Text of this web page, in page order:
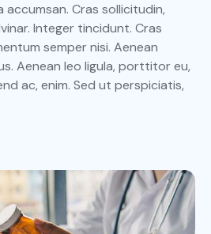
accumsan. Cras sollicitudin,
Integer tincidunt. Cras
semper nisi. Aenean
Aenean leo ligula, porttitor eu,
ac, enim. Sed ut perspiciatis,